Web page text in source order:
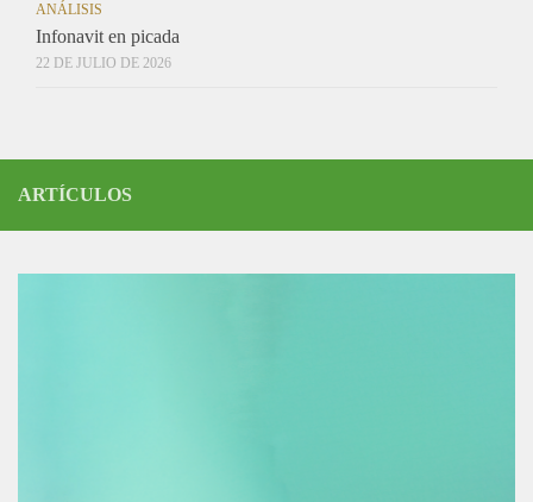
ANÁLISIS
Infonavit en picada
22 DE JULIO DE 2026
ARTÍCULOS